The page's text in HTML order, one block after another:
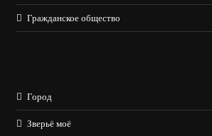
Гражданское общество
Город
Зверьё моё